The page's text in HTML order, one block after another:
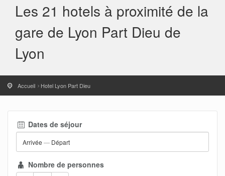
Les 21 hotels à proximité de la
gare de Lyon Part Dieu de
Lyon
Accueil Hotel Lyon Part Dieu
Dates de séjour
Arrivée — Départ
Nombre de personnes